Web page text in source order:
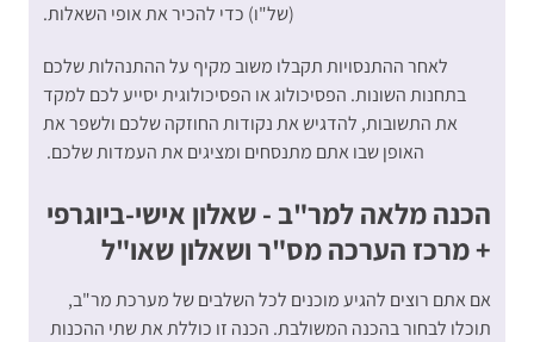
(של"ו) כדי להכיר את אופי השאלות.
לאחר ההתנסויות תקבלו משוב מקיף על ההתנהלות שלכם
בתחנות השונות. הפסיכולוג או הפסיכולוגית יסייע לכם למקד
את התשובות, להדגיש את נקודות החוזקה שלכם ולשפר את
האופן שבו אתם מתנסחים ומציגים את העמדות שלכם.
הכנה מלאה למר"ב - שאלון אישי-ביוגרפי
+ מרכז הערכה מס"ר ושאלון שאו"ל
אם אתם רוצים להגיע מוכנים לכל השלבים של מערכת מר"ב,
תוכלו לבחור בהכנה המשולבת. הכנה זו כוללת את שתי ההכנות